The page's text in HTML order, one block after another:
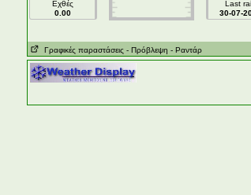
Εχθές
0.00
Last
30-07-
Γραφικές παραστάσεις - Πρόβλεψη - Ραντάρ